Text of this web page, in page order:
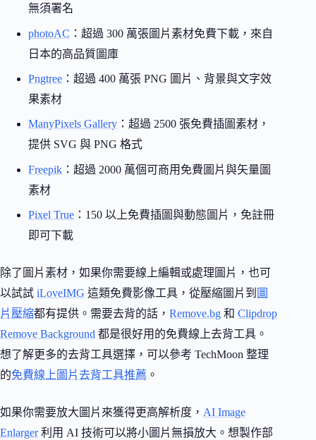
無須署名
photoAC ：超過 300 萬張圖片素材免費下載，來自
日本的高品質圖庫
Pngtree ：超過 400 萬張 PNG 圖片、背景與文字效
果素材
ManyPixels Gallery ：超過 2500 張免費插圖素材，
提供 SVG 與 PNG 格式
Freepik ：超過 2000 萬個可商用免費圖片與矢量圖
素材
Pixel True ：150 以上免費插圖與動態圖片，免註冊
即可下載
除了圖片素材，如果你需要線上編輯或處理圖片，也可
以試試 iLoveIMG 這類免費影像工具，從壓縮圖片到 圖
片壓縮都有提供。需要去背的話， Remove.bg 和 Clipdrop
Remove Background 都是很好用的免費線上去背工具。
想了解更多的去背工具選擇，可以參考 TechMoon 整理
的免費線上圖片去背工具推薦 。
如果你需要放大圖片來獲得更高解析度， AI Image
Enlarger利用 AI 技術可以將小圖片無損放大。想製作部